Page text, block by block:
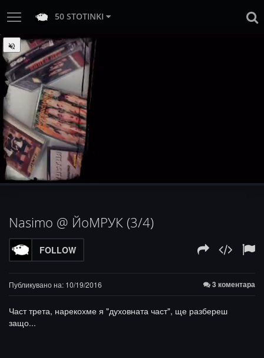
50 STOTINKI
Unmute Loaded:
0%
Progress:
0%
Nasimo @ ЙоМРУК (3/4)
FOLLOW
Публикувано на: 10/19/2016 3 коментара
Част трета, нарекохме я "духовната част", ще разбереш
защо...